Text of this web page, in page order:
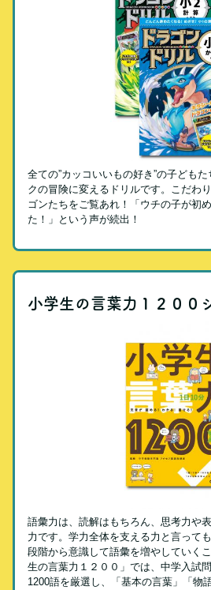
全ての”カッコいいもの好き”の子ども
クの冒険に変えるドリルです。こだわ
ゴンたちをご覧あれ！「ウチの子が初
た！」という声が続出！
小学生の言葉力１２００
語彙力は、読解はもちろん、思考力や
力です。学力全体を支える力と言って
段階から意識して語彙を増やしていく
生の言葉力１２００」では、中学入試
1200語を厳選し、「基本の言葉」「物